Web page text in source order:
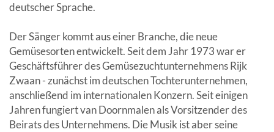
deutscher Sprache.
Der Sänger kommt aus einer Branche, die neue
Gemüsesorten entwickelt. Seit dem Jahr 1973 war er
Geschäftsführer des Gemüsezuchtunternehmens Rijk
Zwaan - zunächst im deutschen Tochterunternehmen,
anschließend im internationalen Konzern. Seit einigen
Jahren fungiert van Doornmalen als Vorsitzender des
Beirats des Unternehmens. Die Musik ist aber seine